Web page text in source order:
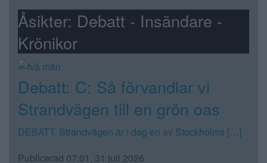
Åsikter: Debatt - Insändare -
Krönikor
Debatt: C: Så förvandlar vi
Strandvägen till en grön oas
DEBATT. Strandvägen är i dag en av Stockholms […]
Publicerad 07:01, 31 juli 2026